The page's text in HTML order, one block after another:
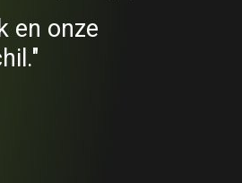
en onze